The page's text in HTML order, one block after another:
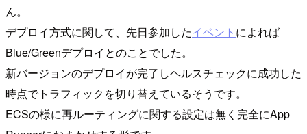
ん。
デプロイ方式に関して、先日参加したイベント によれば
Blue/Greenデプロイとのことでした。
新バージョンのデプロイが完了しヘルスチェックに成功した
時点でトラフィックを切り替えているそうです。
ECSの様に再ルーティングに関する設定は無く完全にApp